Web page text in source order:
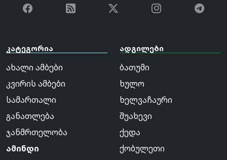
კატეგორია
ახალი ამბები
კვირის ამბები
სამართალი
განათლება
ჯანმრთელობა
ამინდი
ადგილები
ბათუმი
ხულო
ხელვაჩაური
შუახევი
ქედა
ქობულეთი